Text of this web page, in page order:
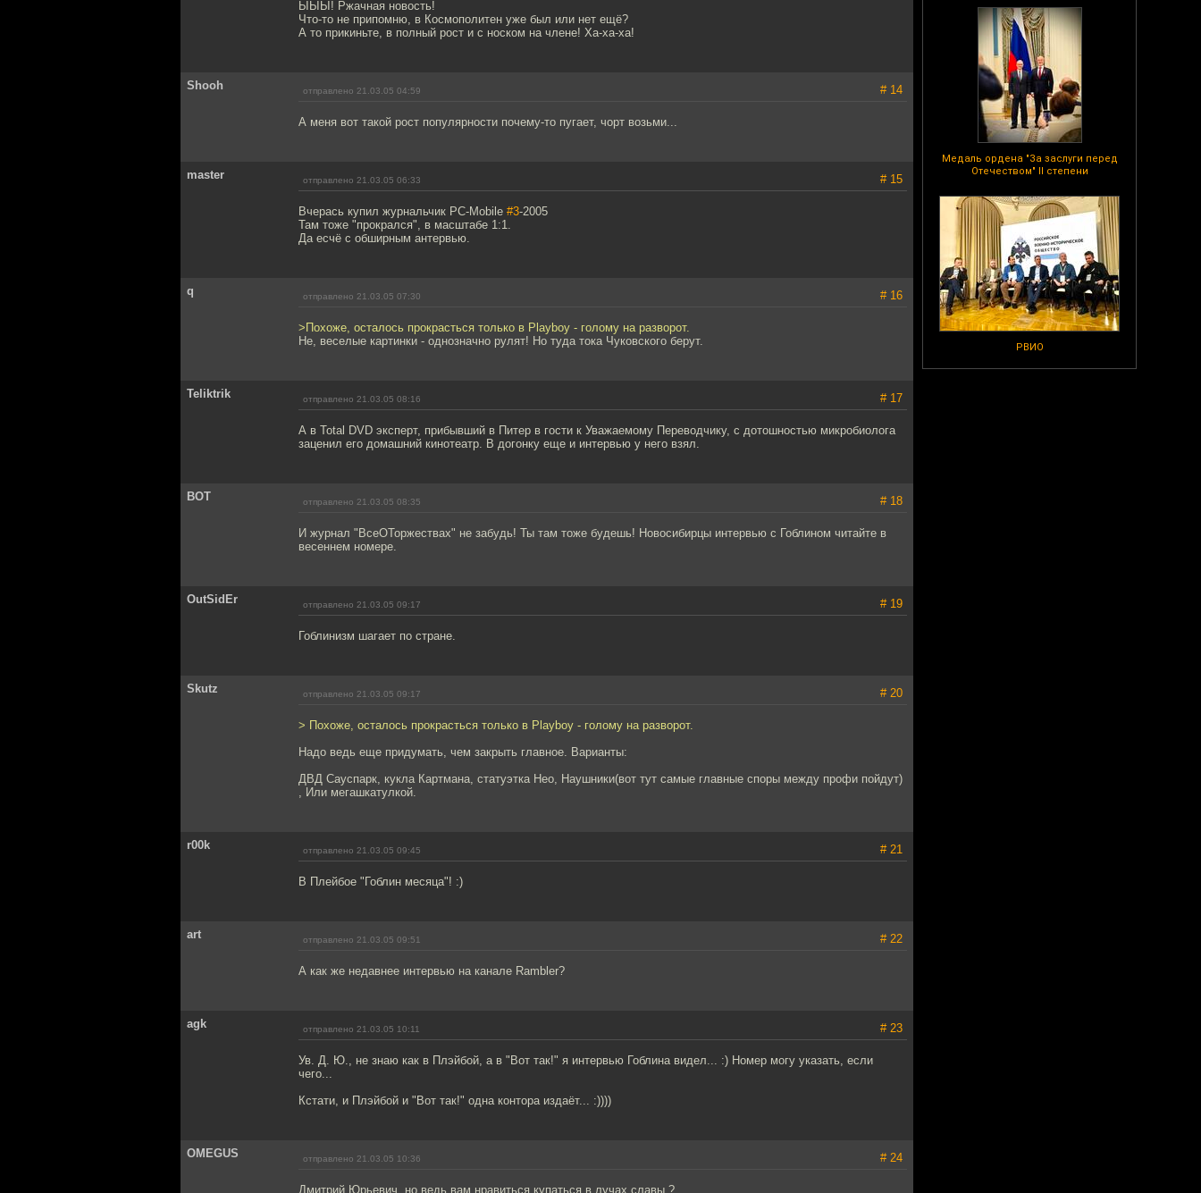
Медаль ордена "За заслуги перед
Отечеством" II степени
РВИО
ЫЫЫ! Ржачная новость!
Что-то не припомню, в Космополитен уже был или нет ещё?
А то прикиньте, в полный рост и с носком на члене! Ха-ха-ха!
Shooh отправлено 21.03.05 04:59 # 14
А меня вот такой рост популярности почему-то пугает, чорт возьми...
master отправлено 21.03.05 06:33 # 15
Вчерась купил журнальчик PC-Mobile #3-2005
Там тоже "прокрался", в масштабе 1:1.
Да есчё с обширным антервью.
q отправлено 21.03.05 07:30 # 16
>Похоже, осталось прокрасться только в Playboy - голому на разворот.
Не, веселые картинки - однозначно рулят! Но туда тока Чуковского берут.
Teliktrik отправлено 21.03.05 08:16 # 17
А в Total DVD эксперт, прибывший в Питер в гости к Уважаемому Переводчику, с дотошностью микробиолога
заценил его домашний кинотеатр. В догонку еще и интервью у него взял.
ВОТ отправлено 21.03.05 08:35 # 18
И журнал "ВсеОТоржествах" не забудь! Ты там тоже будешь! Новосибирцы интервью с Гоблином читайте в
весеннем номере.
OutSidEr отправлено 21.03.05 09:17 # 19
Гоблинизм шагает по стране.
Skutz отправлено 21.03.05 09:17 # 20
> Похоже, осталось прокрасться только в Playboy - голому на разворот.
Надо ведь еще придумать, чем закрыть главное. Варианты:
ДВД Сауспарк, кукла Картмана, статуэтка Нео, Наушники(вот тут самые главные споры между профи пойдут)
, Или мегашкатулкой.
r00k отправлено 21.03.05 09:45 # 21
В Плейбое "Гоблин месяца"! :)
art отправлено 21.03.05 09:51 # 22
А как же недавнее интервью на канале Rambler?
agk отправлено 21.03.05 10:11 # 23
Ув. Д. Ю., не знаю как в Плэйбой, а в "Вот так!" я интервью Гоблина видел... :) Номер могу указать, если
чего...
Кстати, и Плэйбой и "Вот так!" одна контора издаёт... :))))
OMEGUS отправлено 21.03.05 10:36 # 24
Дмитрий Юрьевич, но ведь вам нравиться купаться в лучах славы ?